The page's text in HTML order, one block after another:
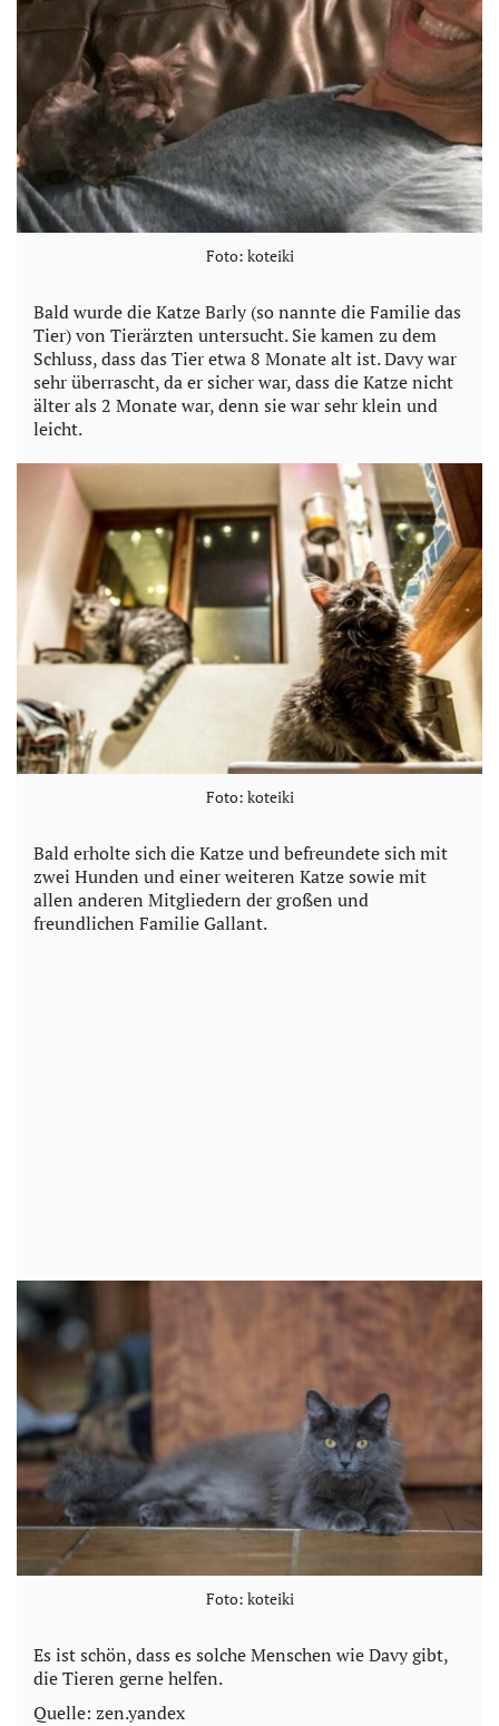
Foto: koteiki
Bald wurde die Katze Barly (so nannte die Familie das
Tier) von Tierärzten untersucht. Sie kamen zu dem
Schluss, dass das Tier etwa 8 Monate alt ist. Davy war
sehr überrascht, da er sicher war, dass die Katze nicht
älter als 2 Monate war, denn sie war sehr klein und
leicht.
Foto: koteiki
Bald erholte sich die Katze und befreundete sich mit
zwei Hunden und einer weiteren Katze sowie mit
allen anderen Mitgliedern der großen und
freundlichen Familie Gallant.
Foto: koteiki
Es ist schön, dass es solche Menschen wie Davy gibt,
die Tieren gerne helfen.
Quelle: zen.yandex